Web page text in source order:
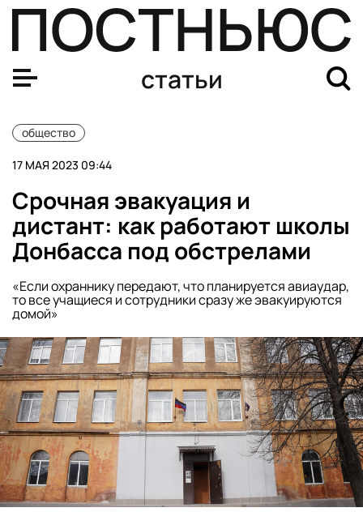
статьи
общество
17 МАЯ 2023 09:44
Срочная эвакуация и
дистант: как работают школы
Донбасса под обстрелами
«Если охраннику передают, что планируется авиаудар,
то все учащиеся и сотрудники сразу же эвакуируются
домой»
В Тюменской, Свердловской и Курганской областях